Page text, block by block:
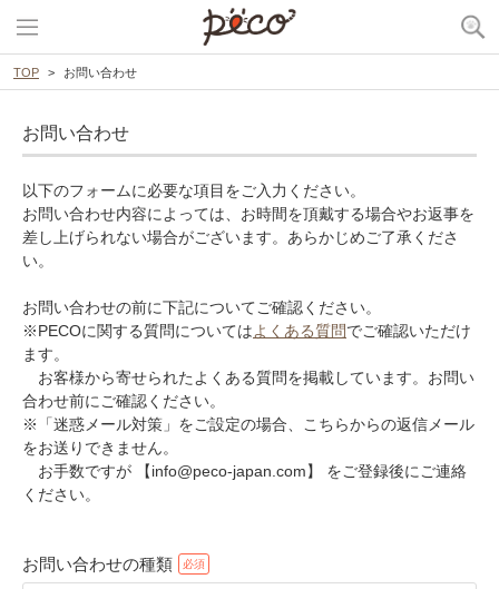
TOP お問い合わせ
お問い合わせ
以下のフォームに必要な項目をご入力ください。
お問い合わせ内容によっては、お時間を頂戴する場合やお返事を
差し上げられない場合がございます。あらかじめご了承くださ
い。
お問い合わせの前に下記についてご確認ください。
※PECOに関する質問についてはよくある質問でご確認いただけ
ます。
お客様から寄せられたよくある質問を掲載しています。お問い
合わせ前にご確認ください。
※「迷惑メール対策」をご設定の場合、こちらからの返信メール
をお送りできません。
お手数ですが 【info@peco-japan.com】 をご登録後にご連絡
ください。
お問い合わせの種類